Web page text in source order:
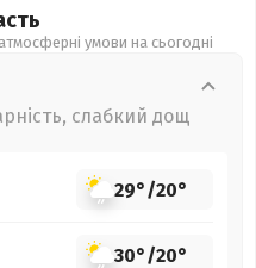
умови на сьогодні
слабкий дощ
29°/20°
30°/20°